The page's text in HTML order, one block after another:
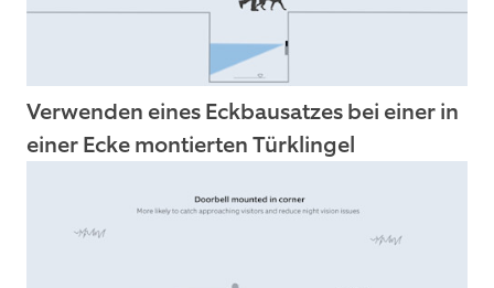
Verwenden eines Eckbausatzes bei einer in
einer Ecke montierten Türklingel